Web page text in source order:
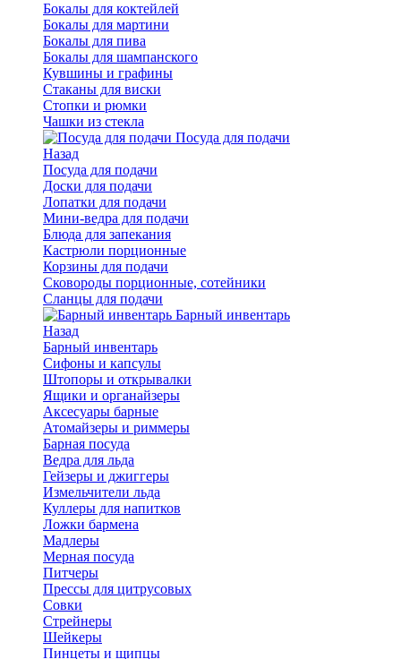
Бокалы для коктейлей
Бокалы для мартини
Бокалы для пива
Бокалы для шампанского
Кувшины и графины
Стаканы для виски
Стопки и рюмки
Чашки из стекла
Посуда для подачи
Назад
Посуда для подачи
Доски для подачи
Лопатки для подачи
Мини-ведра для подачи
Блюда для запекания
Кастрюли порционные
Корзины для подачи
Сковороды порционные, сотейники
Сланцы для подачи
Барный инвентарь
Назад
Барный инвентарь
Сифоны и капсулы
Штопоры и открывалки
Ящики и органайзеры
Аксесуары барные
Атомайзеры и риммеры
Барная посуда
Ведра для льда
Гейзеры и джиггеры
Измельчители льда
Куллеры для напитков
Ложки бармена
Мадлеры
Мерная посуда
Питчеры
Прессы для цитрусовых
Совки
Стрейнеры
Шейкеры
Пинцеты и щипцы